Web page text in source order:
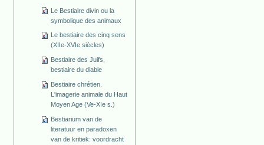
Le Bestiaire divin ou la
symbolique des animaux
Le bestiaire des cinq sens
(XIIe-XVIe siècles)
Bestiaire des Juifs,
bestiaire du diable
Bestiaire chrétien.
L'imagerie animale du Haut
Moyen Age (Ve-XIe s.)
Bestiarium van de
literatuur en paradoxen
van de kritiek: voordracht